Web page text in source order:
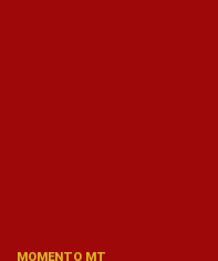
MOMENTO MT